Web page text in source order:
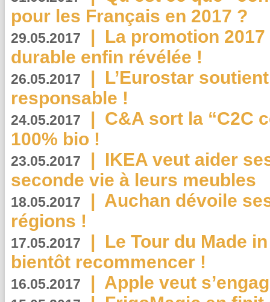
pour les Français en 2017 ?
29.05.2017 | La promotion
durable enfin révélée !
26.05.2017 | L’Eurostar
responsable !
24.05.2017 | C&A sort la “C2C
100% bio !
23.05.2017 | IKEA veut aider
seconde vie à leurs meubles
18.05.2017 | Auchan dévoile
régions !
17.05.2017 | Le Tour du Made
bientôt recommencer !
16.05.2017 | Apple veut